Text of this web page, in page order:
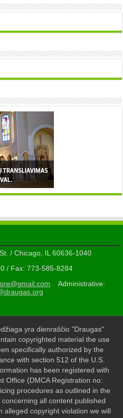
/ Chicago, IL 60636-1040
/ Fax: 773-585-8284
. Administrative:
yra dienraščio "Draugas"
copyrighted material the use
specifically authorized by the
with section 512 of the U.S.
has been registered with
Office (DMCA Registration no:
procedures as outlined in the
all content published
alleged copyright violation we will